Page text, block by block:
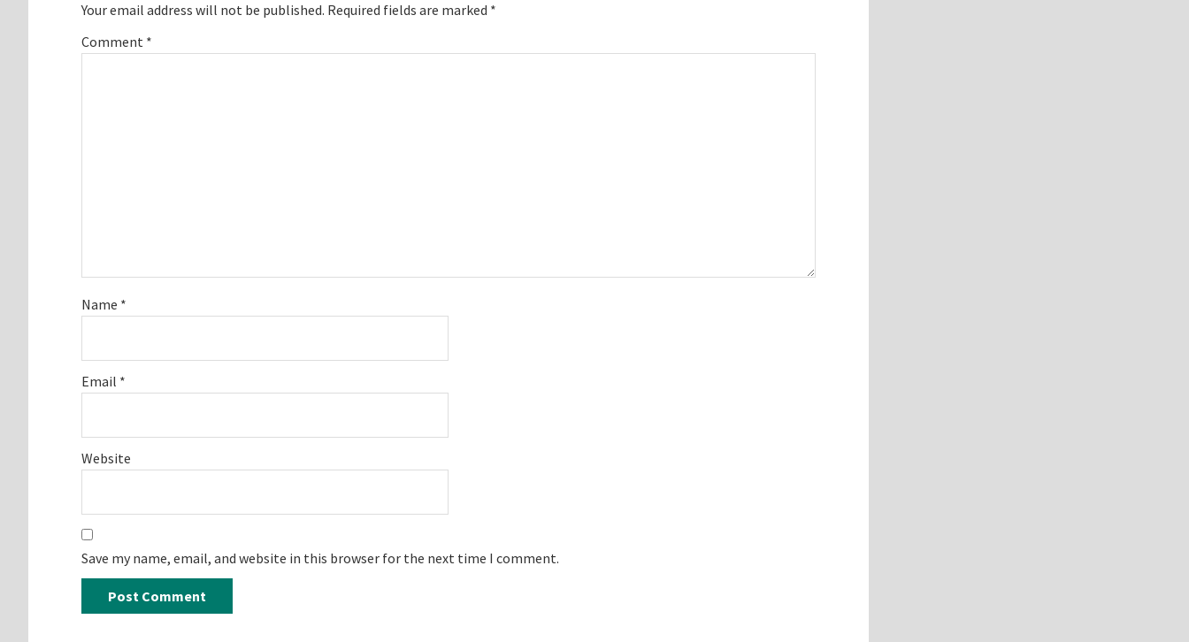
Your email address will not be published. Required fields are marked *
Comment *
Name *
Email *
Website
Save my name, email, and website in this browser for the next time I comment.